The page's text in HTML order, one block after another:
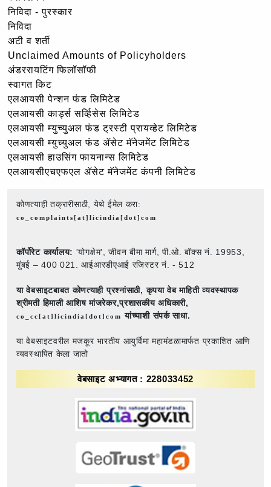
निविदा - पुरस्कार
निविदा
अटी व शर्ती
Unclaimed Amounts of Policyholders
अंडररायटिंग फिलॉसॉफी
स्वागत किट
एलआयसी पेन्शन फंड लिमिटेड
एलआयसी कार्ड्स सर्व्हिसेस लिमिटेड
एलआयसी म्युच्युअल फंड ट्रस्टी प्रायव्हेट लिमिटेड
एलआयसी म्युच्युअल फंड ॲसेट मॅनेजमेंट लिमिटेड
एलआयसी हाउसिंग फायनान्स लिमिटेड
एलआयसीएचएफएल ॲसेट मॅनेजमेंट कंपनी लिमिटेड
कोणत्याही तक्रारीसाठी, येथे ईमेल करा:
co_complaints[at]licindia[dot]com
कॉर्पोरेट कार्यालय: 'योगक्षेम', जीवन बीमा मार्ग, पी.ओ. बॉक्स नं. 19953,
मुंबई – 400 021. आईआरडीएआई रजिस्टर नं. - 512
या वेबसाइटबाबत कोणत्याही प्रश्नांसाठी, कृपया वेब माहिती व्यवस्थापक
श्रीमती हिमाली आशिष मांजरेकर,प्रशासकीय अधिकारी,
co_cc[at]licindia[dot]comयांच्याशी संपर्क साधा.
या वेबसाइटवरील मजकूर भारतीय आयुर्विमा महामंडळामार्फत प्रकाशित आणि
व्यवस्थापित केला जातो
वेबसाइट अभ्यागत : 228033452